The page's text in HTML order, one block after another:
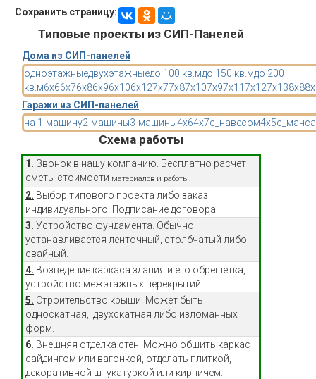
Сохранить страницу:
Типовые проекты из СИП-Панелей
Дома из СИП-панелей
одноэтажныедвухэтажныедо 100 кв.мдо 150 кв.мдо 200
кв.м6x66x76x86x96x106x127x77x87x107x97x11 7x127x138x8
Гаражи из СИП-панелей
на 1-машину2-машины3-машины4x64x7с_навесом4x5
Схема работы
1. Звонок в нашу компанию. Бесплатно расчет
сметы стоимости материалов и работы.
2. Выбор типового проекта либо заказ
индивидуального. Подписание договора.
3. Устройство фундамента. Обычно
устанавливается ленточный, столбчатый либо
свайный.
4. Возведение каркаса здания и его обрешетка,
устройство межэтажных перекрытий.
5. Строительство крыши. Может быть
односкатная, двухскатная либо изломанных
форм.
6. Внешняя отделка стен. Можно обшить каркас
сайдингом или вагонкой, отделать плиткой,
декоративной штукатуркой или кирпичем.